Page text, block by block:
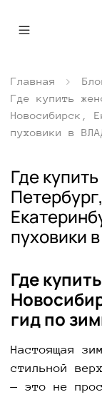
Главная
Где купить
Новосибирск,
пуховики в
Где
пуховики
Где
гид по
Настоящая
стильной
— это не